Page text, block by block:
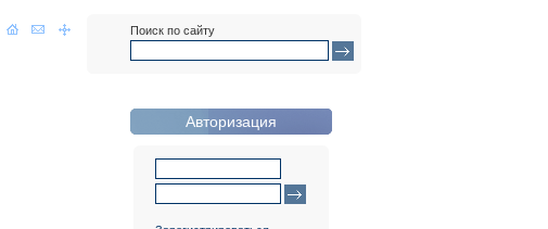
Поиск по сайту
Авторизация